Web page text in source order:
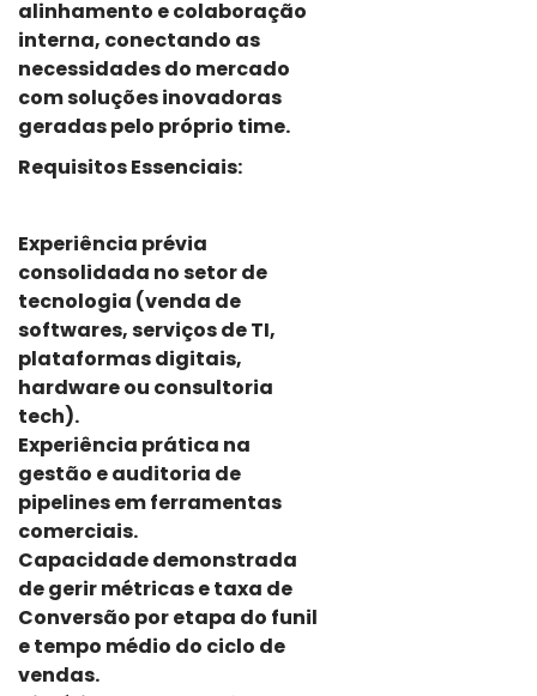
alinhamento e colaboração
interna, conectando as
necessidades do mercado
com soluções inovadoras
geradas pelo próprio time.
Requisitos Essenciais:
Experiência prévia
consolidada no setor de
tecnologia (venda de
softwares, serviços de TI,
plataformas digitais,
hardware ou consultoria
tech).
Experiência prática na
gestão e auditoria de
pipelines em ferramentas
comerciais.
Capacidade demonstrada
de gerir métricas e taxa de
Conversão por etapa do funil
e tempo médio do ciclo de
vendas.